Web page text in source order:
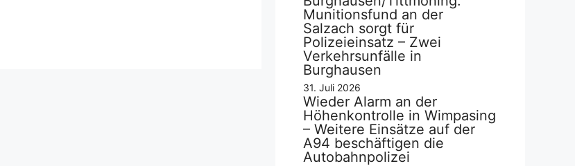
Munitionsfund an der
Salzach sorgt für
Polizeieinsatz – Zwei
Verkehrsunfälle in
Burghausen
31. Juli 2026
Wieder Alarm an der
Höhenkontrolle in Wimpasing
– Weitere Einsätze auf der
A94 beschäftigen die
Autobahnpolizei